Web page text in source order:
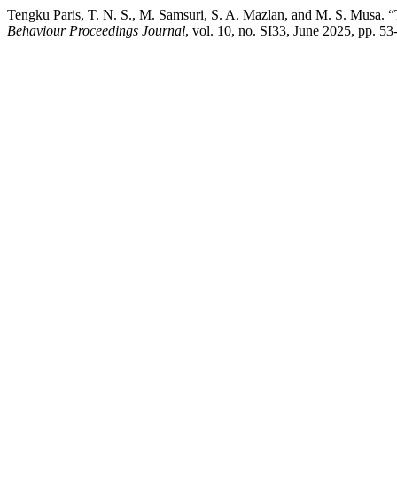
Tengku Paris, T. N. S., M. Samsuri, S. A. Mazlan, and M. S. Musa.
Behaviour Proceedings Journal, vol. 10, no. SI33, June 2025, pp.